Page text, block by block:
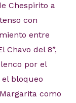
Chespirito a
con
entre
Chavo del 8”,
por el
bloqueo
como